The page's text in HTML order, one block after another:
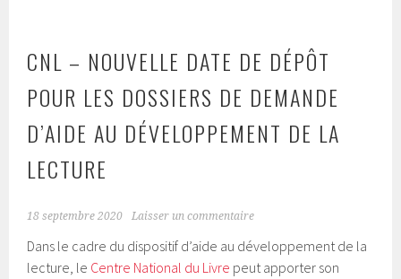
CNL – NOUVELLE DATE DE DÉPÔT
POUR LES DOSSIERS DE DEMANDE
D’AIDE AU DÉVELOPPEMENT DE LA
LECTURE
18 septembre 2020 Laisser un commentaire
Dans le cadre du dispositif d’aide au développement de la
lecture, le Centre National du Livre peut apporter son